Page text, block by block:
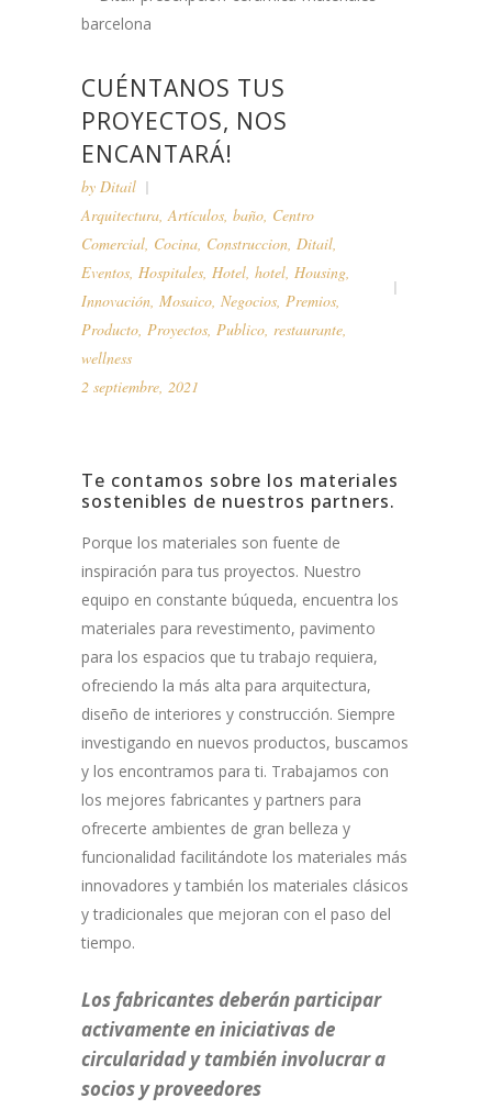
CUÉNTANOS TUS
PROYECTOS, NOS
ENCANTARÁ!
by Ditail
Arquitectura,Artículos, baño, Centro
Comercial, Cocina, Construccion, Ditail,
Eventos, Hospitales, Hotel, hotel, Housing,
Innovación, Mosaico, Negocios, Premios,
Producto, Proyectos, Publico, restaurante,
wellness
2 septiembre, 2021
Te contamos sobre los materiales
sostenibles de nuestros partners.
Porque los materiales son fuente de
inspiración para tus proyectos. Nuestro
equipo en constante búqueda, encuentra los
materiales para revestimento, pavimento
para los espacios que tu trabajo requiera,
ofreciendo la más alta para arquitectura,
diseño de interiores y construcción. Siempre
investigando en nuevos productos, buscamos
y los encontramos para ti. Trabajamos con
los mejores fabricantes y partners para
ofrecerte ambientes de gran belleza y
funcionalidad facilitándote los materiales más
innovadores y también los materiales clásicos
y tradicionales que mejoran con el paso del
tiempo.
Los fabricantes deberán participar
activamente en iniciativas de
circularidad y también involucrar a
socios y proveedores